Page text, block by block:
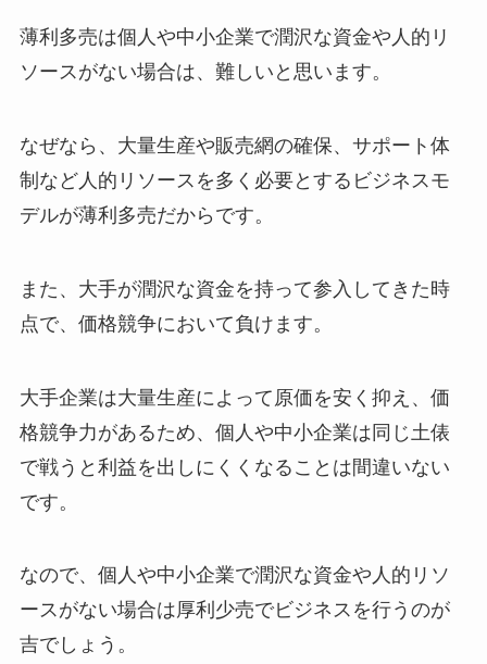
薄利多売は個人や中小企業で潤沢な資金や人的リ
ソースがない場合は、難しいと思います。
なぜなら、大量生産や販売網の確保、サポート体
制など人的リソースを多く必要とするビジネスモ
デルが薄利多売だからです。
また、大手が潤沢な資金を持って参入してきた時
点で、価格競争において負けます。
大手企業は大量生産によって原価を安く抑え、価
格競争力があるため、個人や中小企業は同じ土俵
で戦うと利益を出しにくくなることは間違いない
です。
なので、個人や中小企業で潤沢な資金や人的リソ
ースがない場合は厚利少売でビジネスを行うのが
吉でしょう。